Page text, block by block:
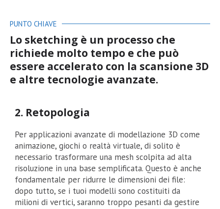
PUNTO CHIAVE
Lo sketching è un processo che
richiede molto tempo e che può
essere accelerato con la scansione 3D
e altre tecnologie avanzate.
2. Retopologia
Per applicazioni avanzate di modellazione 3D come
animazione, giochi o realtà virtuale, di solito è
necessario trasformare una mesh scolpita ad alta
risoluzione in una base semplificata. Questo è anche
fondamentale per ridurre le dimensioni dei file:
dopo tutto, se i tuoi modelli sono costituiti da
milioni di vertici, saranno troppo pesanti da gestire